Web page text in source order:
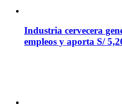
Industria cervecera
empleos y aporta S/